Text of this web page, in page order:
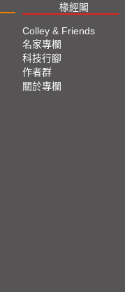
椽經閣
Colley & Friends
名家專欄
科技行腳
作者群
關於專欄